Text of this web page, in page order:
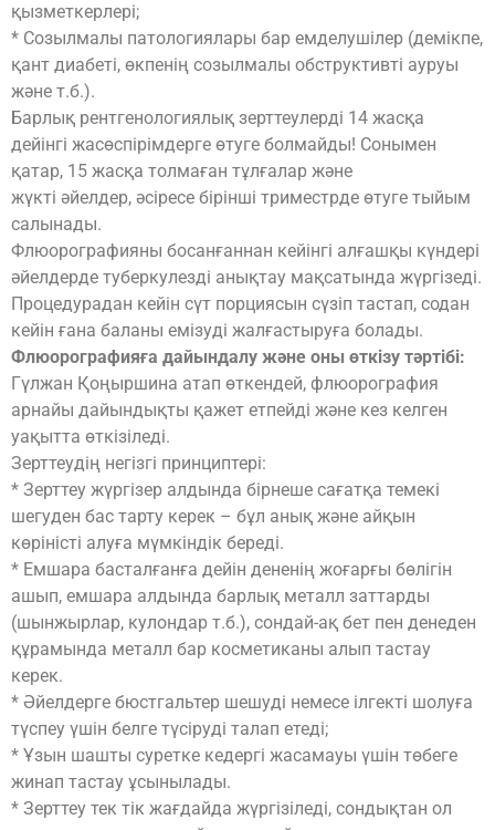
қызметкерлері;
* Созылмалы патологиялары бар емделушілер (демікпе,
қант диабеті, өкпенің созылмалы обструктивті ауруы
және т.б.).
Барлық рентгенологиялық зерттеулерді 14 жасқа
дейінгі жасөспірімдерге өтуге болмайды! Сонымен
қатар, 15 жасқа толмаған тұлғалар және
жүкті әйелдер, әсіресе бірінші триместрде өтуге тыйым
салынады.
Флюорографияны босанғаннан кейінгі алғашқы күндері
әйелдерде туберкулезді анықтау мақсатында жүргізеді.
Процедурадан кейін сүт порциясын сүзіп тастап, содан
кейін ғана баланы емізуді жалғастыруға болады.
Флюорографияға дайындалу және оны өткізу тәртібі:
Гүлжан Қоңыршина атап өткендей, флюорография
арнайы дайындықты қажет етпейді және кез келген
уақытта өткізіледі.
Зерттеудің негізгі принциптері:
* Зерттеу жүргізер алдында бірнеше сағатқа темекі
шегуден бас тарту керек – бұл анық және айқын
көріністі алуға мүмкіндік береді.
* Емшара басталғанға дейін дененің жоғарғы бөлігін
ашып, емшара алдында барлық металл заттарды
(шынжырлар, кулондар т.б.), сондай-ақ бет пен денеден
құрамында металл бар косметиканы алып тастау
керек.
* Әйелдерге бюстгальтер шешуді немесе ілгекті шолуға
түспеу үшін белге түсіруді талап етеді;
* Ұзын шашты суретке кедергі жасамауы үшін төбеге
жинап тастау ұсынылады.
* Зерттеу тек тік жағдайда жүргізіледі, сондықтан ол